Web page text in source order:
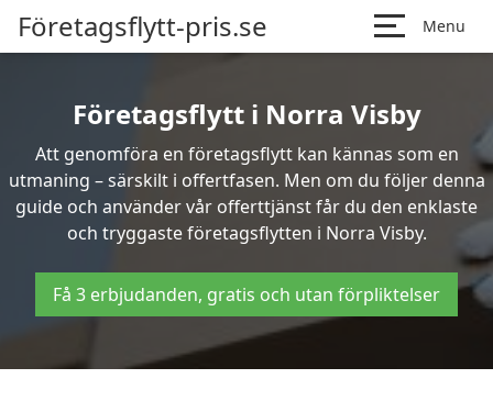
Företagsflytt-pris.se Menu
Företagsflytt i Norra Visby
Att genomföra en företagsflytt kan kännas som en
utmaning – särskilt i offertfasen. Men om du följer denna
guide och använder vår offerttjänst får du den enklaste
och tryggaste företagsflytten i Norra Visby.
Få 3 erbjudanden, gratis och utan förpliktelser